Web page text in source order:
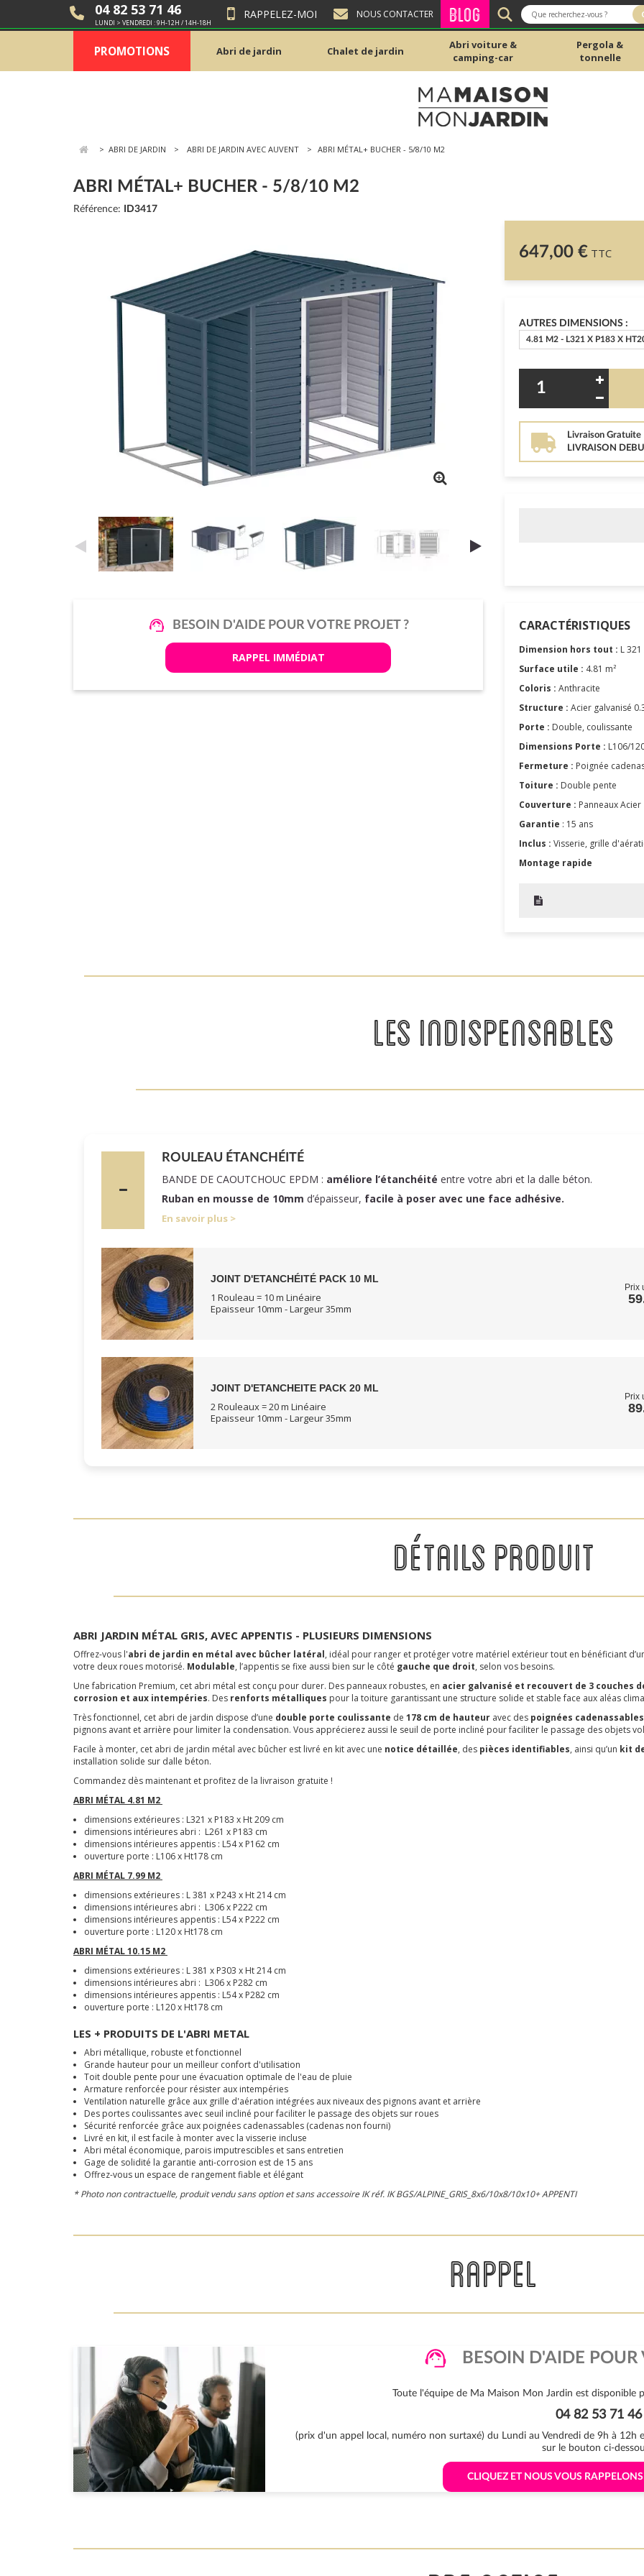
04 82 53 71 46
LUNDI > VENDREDI : 9H-12H / 14H-18H
RAPPELEZ-MOI NOUS CONTACTER BLOG
PROMOTIONS Abri de jardin Chalet de jardin
Abri voiture &
camping-car
Pergola &
tonnelle
> ABRI DE JARDIN ABRI DE JARDIN AVEC AUVENT ABRI MÉTAL+ BUCHER - 5/8/10 M2
ABRI MÉTAL+ BUCHER - 5/8/10 M2
Référence: ID3417
BESOIN D'AIDE POUR VOTRE PROJET ?
RAPPEL IMMÉDIAT
647,00 € TTC
AUTRES DIMENSIONS :
4.81 M2 - L321 X P183 X
Livraison Gratuite
LIVRAISON
CARACTÉRISTIQUES
Dimension hors tout : L
Surface utile : 4.81 m²
Coloris : Anthracite
Structure : Acier galvanisé
Porte : Double, coulissante
Dimensions Porte : L106/
Fermeture : Poignée
Toiture : Double pente
Couverture : Panneaux Acier
Garantie : 15 ans
Inclus : Visserie, grille
Montage rapide
LES INDISPENSABLES
ROULEAU ÉTANCHÉITÉ
BANDE DE CAOUTCHOUC EPDM : améliore l’étanchéité entre votre abri et la dalle béton.
Ruban en mousse de 10mm d’épaisseur, facile à poser avec une face adhésive.
En savoir plus
JOINT D'ETANCHÉITÉ PACK 10 ML
1 Rouleau = 10 m Linéaire
Epaisseur 10mm - Largeur 35mm
Prix
JOINT D'ETANCHEITE PACK 20 ML
2 Rouleaux = 20 m Linéaire
Epaisseur 10mm - Largeur 35mm
Prix
DÉTAILS PRODUIT
ABRI JARDIN MÉTAL GRIS, AVEC APPENTIS - PLUSIEURS DIMENSIONS
Offrez-vous l'abri de jardin en métal avec bûcher latéral, idéal pour ranger et protéger votre matériel extérieur tout en bénéficiant
votre deux roues motorisé. Modulable, l’appentis se fixe aussi bien sur le côté gauche que droit, selon vos besoins.
Une fabrication Premium, cet abri métal est conçu pour durer. Des panneaux robustes, en acier galvanisé et recouvert de 3 couches
corrosion et aux intempéries. Des renforts métalliques pour la toiture garantissant une structure solide et stable face aux aléas
Très fonctionnel, cet abri de jardin dispose d’une double porte coulissante de 178 cm de hauteur avec des poignées cadenassables
pignons avant et arrière pour limiter la condensation. Vous apprécierez aussi le seuil de porte incliné pour faciliter le passage des objets
Facile à monter, cet abri de jardin métal avec bûcher est livré en kit avec une notice détaillée, des pièces identifiables, ainsi qu’un kit
installation solide sur dalle béton.
Commandez dès maintenant et profitez de la livraison gratuite !
ABRI MÉTAL 4.81 M2
dimensions extérieures : L321 x P183 x Ht 209 cm
dimensions intérieures abri : L261 x P183 cm
dimensions intérieures appentis : L54 x P162 cm
ouverture porte : L106 x Ht178 cm
ABRI MÉTAL 7.99 M2
dimensions extérieures : L 381 x P243 x Ht 214 cm
dimensions intérieures abri : L306 x P222 cm
dimensions intérieures appentis : L54 x P222 cm
ouverture porte : L120 x Ht178 cm
ABRI MÉTAL 10.15 M2
dimensions extérieures : L 381 x P303 x Ht 214 cm
dimensions intérieures abri : L306 x P282 cm
dimensions intérieures appentis : L54 x P282 cm
ouverture porte : L120 x Ht178 cm
LES + PRODUITS DE L'ABRI METAL
Abri métallique, robuste et fonctionnel
Grande hauteur pour un meilleur confort d'utilisation
Toit double pente pour une évacuation optimale de l'eau de pluie
Armature renforcée pour résister aux intempéries
Ventilation naturelle grâce aux grille d'aération intégrées aux niveaux des pignons avant et arrière
Des portes coulissantes avec seuil incliné pour faciliter le passage des objets sur roues
Sécurité renforcée grâce aux poignées cadenassables (cadenas non fourni)
Livré en kit, il est facile à monter avec la visserie incluse
Abri métal économique, parois imputrescibles et sans entretien
Gage de solidité la garantie anti-corrosion est de 15 ans
Offrez-vous un espace de rangement fiable et élégant
* Photo non contractuelle, produit vendu sans option et sans accessoire IK réf. IK BGS/ALPINE_GRIS_8x6/10x8/10x10+ APPENTI
RAPPEL
BESOIN D'AIDE POUR
Toute l'équipe de Ma Maison Mon Jardin est disponible
04 82 53 71 46
(prix d'un appel local, numéro non surtaxé) du Lundi au Vendredi de 9h à
sur le bouton ci-
CLIQUEZ ET NOUS VOUS